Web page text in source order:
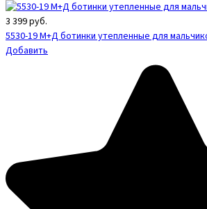
3 399руб.
5530-19 М+Д ботинки утепленные для
Добавить